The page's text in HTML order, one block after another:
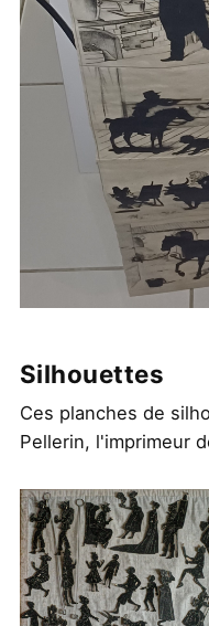
Silhouettes
Ces planches de
Pellerin, l'imprimeur